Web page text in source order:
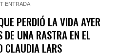
ENTRADA
PERDIÓ LA VIDA AYER
UNA RASTRA EN EL
CLAUDIA LARS